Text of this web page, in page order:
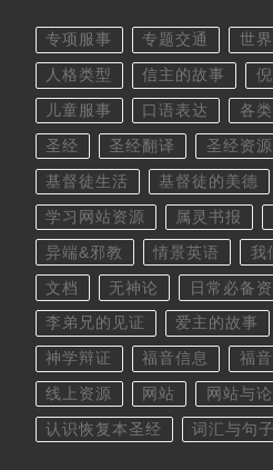
专项服事 专题交通 世
人格类型 信主的故事
儿童服事 口语表达 各
圣经 圣经翻译 圣经资源
基督徒生活 基督徒的美德
学习网站资源 属灵书报
异端&邪教 情景英语 我
文档 无神论 日常必备
李弟兄的见证 爱主的故事
神学辩证 福音信息 福
线上资源 网站 网站与
认识恢复本圣经 词汇与句子